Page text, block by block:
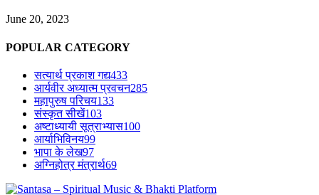
June 20, 2023
POPULAR CATEGORY
सत्यार्थ प्रकाश गद्य433
आर्यवीर अध्यात्म प्रवचन285
महापुरुष परिचय133
संस्कृत सीखें103
अष्टाध्यायी सूत्राभ्यास100
आर्याभिविनय99
भापा के लेख97
अग्निहोत्र मंत्रार्थ69